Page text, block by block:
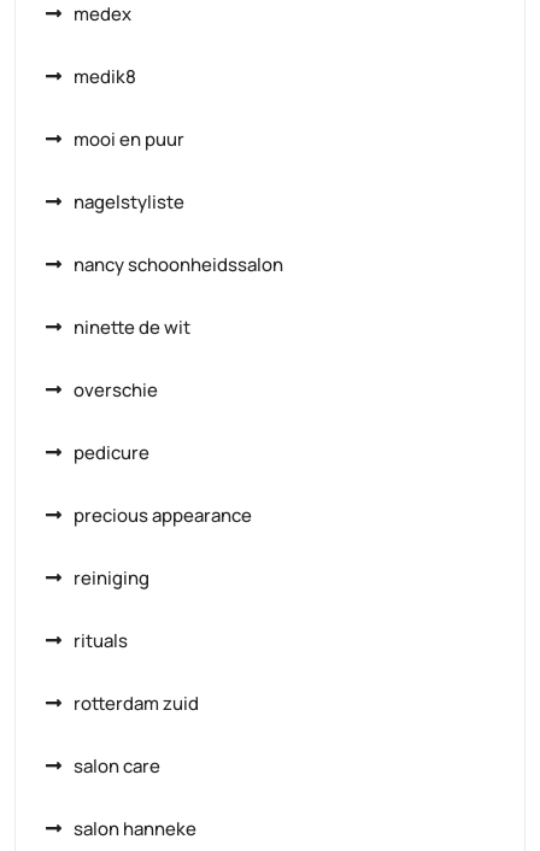
medex
medik8
mooi en puur
nagelstyliste
nancy schoonheidssalon
ninette de wit
overschie
pedicure
precious appearance
reiniging
rituals
rotterdam zuid
salon care
salon hanneke